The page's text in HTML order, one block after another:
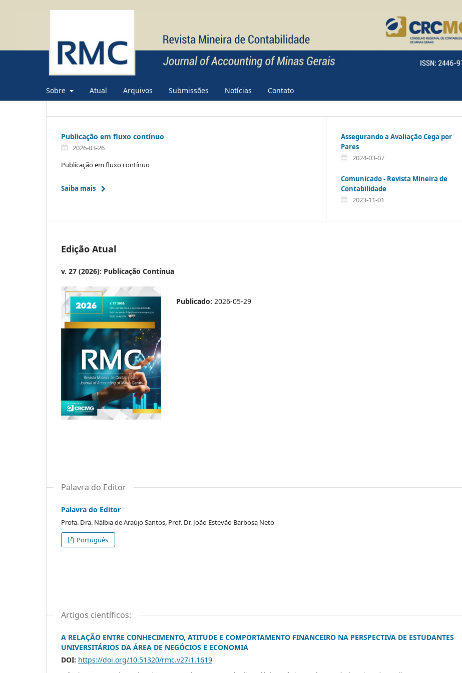
Sobre Atual Arquivos Submissões Notícias Contato
Publicação em fluxo contínuo
2026-03-26
Publicação em fluxo contínuo
Saiba mais
Assegurando a Avaliação Cega por
Pares
2024-03-07
Comunicado - Revista Mineira de
Contabilidade
2023-11-01
Edição Atual
v. 27 (2026): Publicação Contínua
Publicado: 2026-05-29
Palavra do Editor
Palavra do Editor
Profa. Dra. Nálbia de Araújo Santos, Prof. Dr. João Estevão Barbosa Neto
Português
Artigos científicos:
A RELAÇÃO ENTRE CONHECIMENTO, ATITUDE E COMPORTAMENTO FINANCEIRO NA PERSPECTIVA DE ESTUDANTES
UNIVERSITÁRIOS DA ÁREA DE NEGÓCIOS E ECONOMIA
DOI: https://doi.org/10.51320/rmc.v27i1.1619